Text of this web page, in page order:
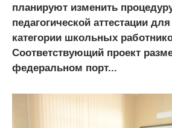
планируют изменить
педагогической аттестации
категории школьных
Соответствующий проект
федеральном порт...